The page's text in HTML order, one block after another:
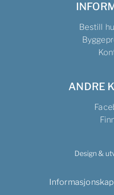
Bestill
ANDRE
Design &